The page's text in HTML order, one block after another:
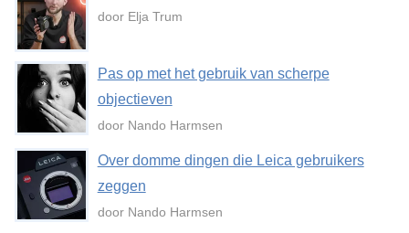
door Elja Trum
Pas op met het gebruik van scherpe
objectieven
door Nando Harmsen
Over domme dingen die Leica gebruikers
zeggen
door Nando Harmsen